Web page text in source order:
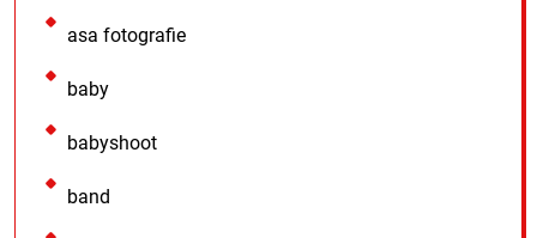
asa fotografie
baby
babyshoot
band